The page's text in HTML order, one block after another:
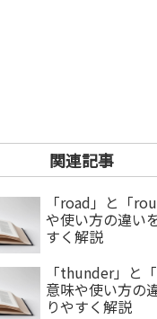
関連記事
「road」と「
や使い方の違い
すく解説
「thunder」と
意味や使い方の
りやすく解説